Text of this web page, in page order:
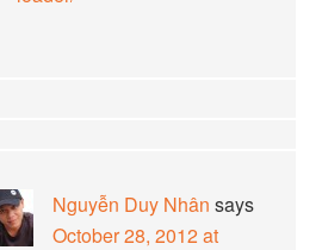
Nguyễn Duy Nhân says
October 28, 2012 at